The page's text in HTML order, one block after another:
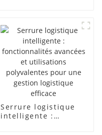
Serrure logistique
intelligente :